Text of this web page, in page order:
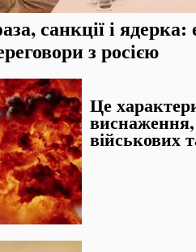
санкції і
з росією
Це
військових